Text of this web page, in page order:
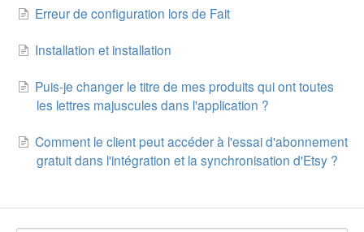
Etsy Integration - Dutch
Page Wise Docs - Dutch
Page Wise Docs - French
Page Wise Docs - Italian
Page Wise Docs - Spanish
Erreur de configuration lors de Fait
Installation et installation
Puis-je changer le titre de mes produits qui ont toutes
les lettres majuscules dans l'application ?
Comment le client peut accéder à l'essai d'abonnement
gratuit dans l'intégration et la synchronisation d'Etsy ?